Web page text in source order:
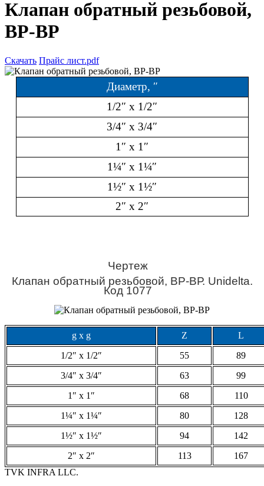
Клапан обратный резьбовой,
ВР-ВР
Скачать Прайс лист.pdf
Диаметр, ″
1/2″ x 1/2″
3/4″ x 3/4″
1″ x 1″
1¼″ x 1¼″
1½″ x 1½″
2″ x 2″
Чертеж
Клапан обратный резьбовой, ВР-ВР. Unidelta.
Код 1077
g x g Z
L
1/2″ x 1/2″
55
89
3/4″ x 3/4″
63
99
1″ x 1″
68
110
1¼″ x 1¼″
80
128
1½″ x 1½″
94
142
2″ x 2″
113
167
TVK INFRA LLC.